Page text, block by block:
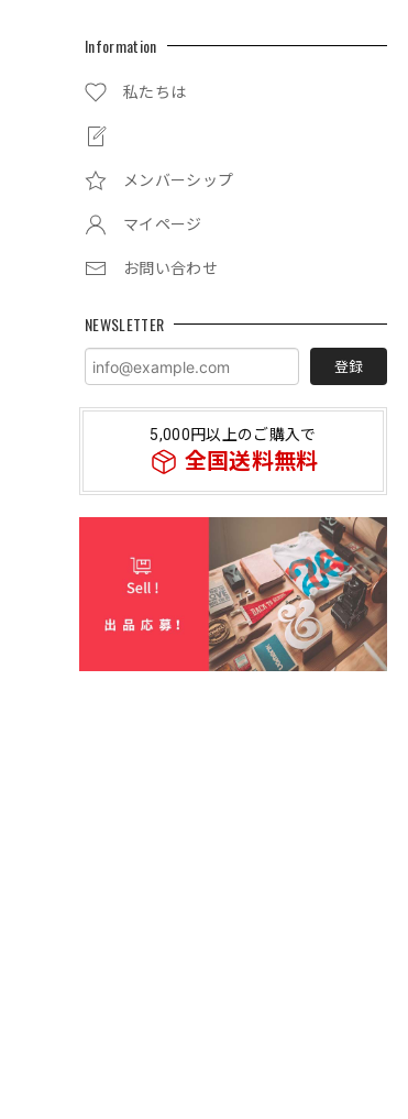
Information
私たちは
メンバーシップ
マイページ
お問い合わせ
NEWSLETTER
登録
5,000円以上のご購入で
全国送料無料